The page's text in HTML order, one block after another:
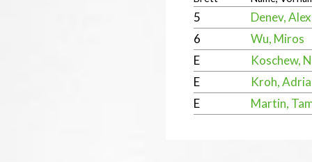
5
Denev,
6
Wu, Miros
E
Koschew,
E
Kroh,
E
Martin,